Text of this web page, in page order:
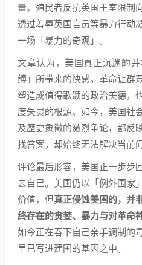
量。殖民者反抗英国王室限制
透过羞辱英国官员等暴力行动
一场「暴力的奇观」。
文章认为，美国真正沉迷的
缚」所带来的快感。革命让群
塑造成值得歌颂的政治美德，
度失灵的根源。如今，美国社
及歷史象徵的激烈争论，都反
找答案，却始终无法解决当前问
评论最后形容，美国正一步步
去自己。美国仍以「例外国家
价值，但真正侵蚀美国的，并
终存在的贪婪、暴力与对革命
如今正在吞下自己亲手调制的
早已写进建国的基因之中。